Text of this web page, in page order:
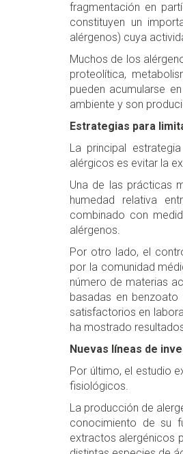
fragmentación en
constituyen un
alérgenos) cuya
Muchos de los
proteolítica,
pueden acumularse
ambiente y son
Estrategias para
La principal
alérgicos es evitar la
Una de las prácticas
humedad relativa
combinado con
alérgenos.
Por otro lado, el
por la comunidad
número de materias
basadas en
satisfactorios en
ha mostrado
Nuevas líneas de
Por último, el estudio
fisiológicos.
La producción de
conocimiento de su
extractos alergénicos